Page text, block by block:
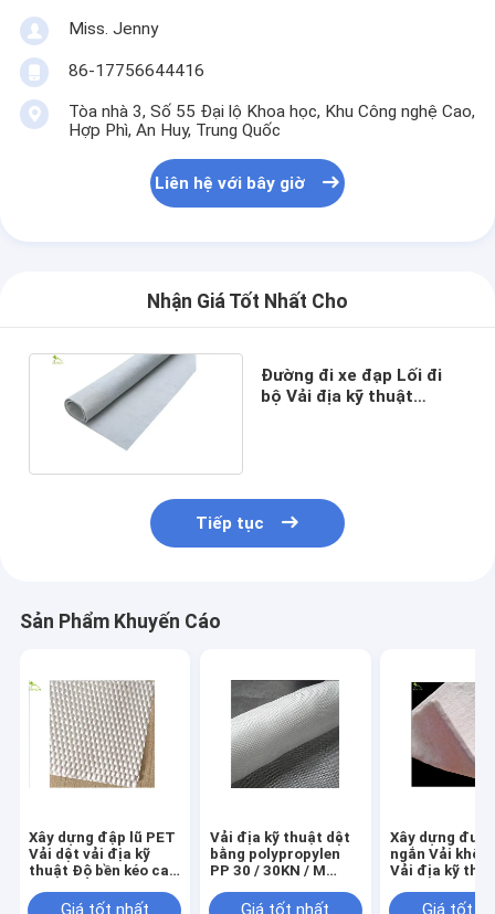
Miss. Jenny
86-17756644416
Tòa nhà 3, Số 55 Đại lộ Khoa học, Khu Công nghệ Cao,
Hợp Phì, An Huy, Trung Quốc
Liên hệ với bây giờ
Nhận Giá Tốt Nhất Cho
Đường đi xe đạp Lối đi
bộ Vải địa kỹ thuật
Tiếp tục
Sản Phẩm Khuyến Cáo
Xây dựng đập lũ PET
Vải dệt vải địa kỹ
thuật Độ bền kéo cao
Vải địa kỹ thuật dệt
bằng polypropylen
PP 30 / 30KN / M
biến dạng thấp
Xây dựng
ngắn Vải
Vải địa kỹ